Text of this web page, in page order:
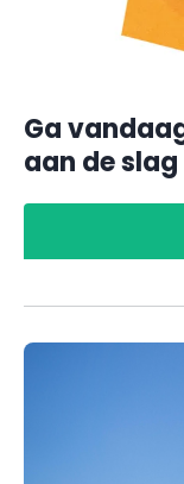
Ga
aan de